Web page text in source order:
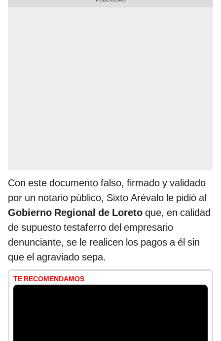
Con este documento falso, firmado y validado
por un notario público, Sixto Arévalo le pidió al
Gobierno Regional de Loreto que, en calidad
de supuesto testaferro del empresario
denunciante, se le realicen los pagos a él sin
que el agraviado sepa.
TE RECOMENDAMOS